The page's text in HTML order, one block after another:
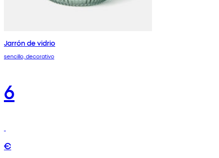
Jarrón de vidrio
sencillo, decorativo
6
€